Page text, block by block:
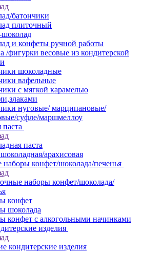
батончики
плиточный
и конфеты ручной работы
/фигурки весовые из кондитерской
шоколадные
вафельные
с мягкой карамелью
нуговые/ марципановые/
суфле/маршмеллоу
паста
арахисовая
конфет/шоколада/печенья
наборы конфет/шоколада/
конфет
шоколада
конфет с алкогольными начинками
изделия
кондитерские изделия